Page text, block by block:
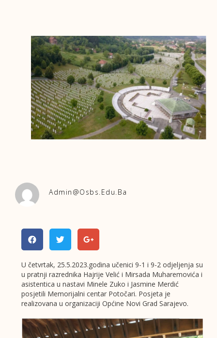
Admin@osbs.edu.ba
U četvrtak, 25.5.2023.godina učenici 9-1 i 9-2 odjeljenja su
u pratnji razrednika Hajrije Velić i Mirsada Muharemovića i
asistentica u nastavi Minele Zuko i Jasmine Merdić
posjetili Memorijalni centar Potočari. Posjeta je
realizovana u organizaciji Općine Novi Grad Sarajevo.